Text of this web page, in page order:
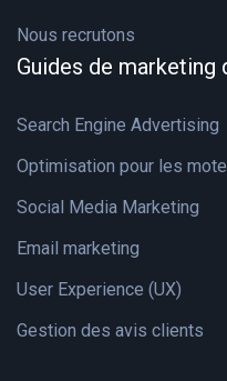
Nous recrutons
Guides de marketing
Search Engine Advertising
Optimisation pour les
Social Media Marketing
Email marketing
User Experience (UX)
Gestion des avis clients